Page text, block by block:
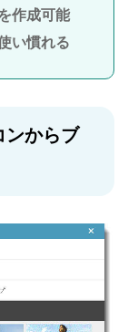
作成可能
い慣れる
ンからブ